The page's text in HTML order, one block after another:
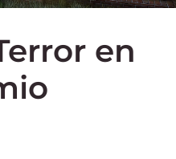
en